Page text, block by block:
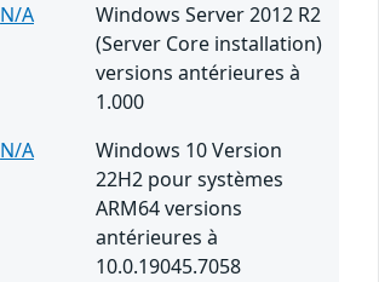
N/A
Windows Server 2012 R2
(Server Core installation)
versions antérieures à
1.000
N/A
Windows 10 Version
22H2 pour systèmes
ARM64 versions
antérieures à
10.0.19045.7058